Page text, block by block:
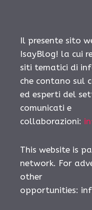
Il presente sito
IsayBlog! la cui
siti tematici di
che contano sul
ed esperti del
comunicati e
collaborazioni:
This website is
network. For
other
opportunities: